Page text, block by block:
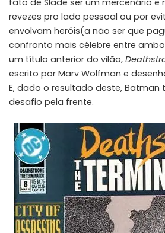
revezes pro lado pessoal ou por
envolvam heróis(a não ser que
confronto mais célebre entre
um título anterior do vilão,
escrito por Marv Wolfman e
E, dado o resultado deste, Batman
desafio pela frente.